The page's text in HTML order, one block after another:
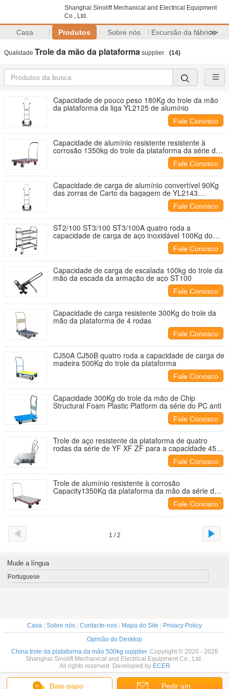
Shanghai Sinolift Mechanical and Electrical Equipment
Co., Ltd.
Casa Produtos Sobre nós Excursão da fábrica
>>
Qualidade Trole da mão da plataforma supplier. (14)
Capacidade de pouco peso 180Kg do trole da mão
da plataforma da liga YL2125 de alumínio
Fale Conosco
Capacidade de alumínio resistente resistente à
corrosão 1350kg do trole da plataforma da série dos
Fale Conosco
Capacidade de carga de alumínio convertível 90Kg
das zorras de Carto da bagagem de YL2143
Fale Conosco
ST2/100 ST3/100 ST3/100A quatro roda a
capacidade de carga de aço inoxidável 100Kg do
Fale Conosco
Capacidade de carga de escalada 100kg do trole da
mão da escada da armação de aço ST100
Fale Conosco
Capacidade de carga resistente 300Kg do trole da
mão da plataforma de 4 rodas
Fale Conosco
CJ50A CJ50B quatro roda a capacidade de carga de
madeira 500Kg do trole da plataforma
Fale Conosco
Capacidade 300Kg do trole da mão de Chip
Structural Foam Plastic Platform da série do PC anti
Fale Conosco
Trole de aço resistente da plataforma de quatro
rodas da série de YF XF ZF para a capacidade 450-
Fale Conosco
Trole de alumínio resistente à corrosão
Capacity1350Kg da plataforma da mão da série do
Fale Conosco
1 / 2
Bate-papo Pedir um
Mude a língua
Portuguese
Casa Sobre nós Contacte-nos Mapa do Site
Privacy Policy
Opinião do Desktop
China trole da plataforma da mão 500kg supplier. Copyright © 2020 - 2026
Shanghai Sinolift Mechanical and Electrical Equipment Co., Ltd..
All rights reserved. Developed by ECER